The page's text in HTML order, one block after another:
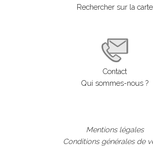
Rechercher sur la carte
Contact
Qui sommes-nous ?
Mentions légales
Conditions générales de